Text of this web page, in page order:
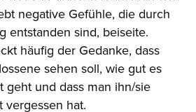
negative Gefühle, die durch
entstanden sind, beiseite.
häufig der Gedanke, dass
sehen soll, wie gut es
geht und dass man ihn/sie
vergessen hat.